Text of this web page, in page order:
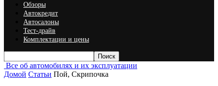
Обзоры
Автокредит
Автосалоны
Тест-драйв
Комплектации и цены
Все об автомобилях и их эксплуатации
Домой Статьи Пой, Скрипочка